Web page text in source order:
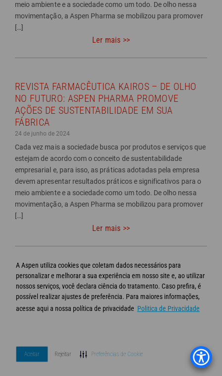
A Aspen utiliza cookies que coletam dados necessários para
personalizar e melhorar a sua experiência em nosso site e, ao utilizar
nossos serviços, você declara ciência do tratamento. Caso prefira, é
possível realizar ajustes de preferência. Para maiores informações,
acesse aqui a nossa política de privacidade Politica de Privacidade
Aceitar Rejeitar Preferências de Cookie
meio ambiente e a sociedade como um todo. De olho nessa
movimentação, a Aspen Pharma se mobilizou para promover
[…]
Ler mais >>
REVISTA FARMACÊUTICA KAIROS – DE OLHO
NO FUTURO: ASPEN PHARMA PROMOVE
AÇÕES DE SUSTENTABILIDADE EM SUA
FÁBRICA
24 de junho de 2024
Cada vez mais a sociedade busca por produtos e serviços que
estejam de acordo com o conceito de sustentabilidade
empresarial e, para isso, as práticas adotadas pela empresa
devem apresentar resultados práticos e significativos para o
meio ambiente e a sociedade como um todo. De olho nessa
movimentação, a Aspen Pharma se mobilizou para promover
[…]
Ler mais >>
Próxima
página
>>
FAQ